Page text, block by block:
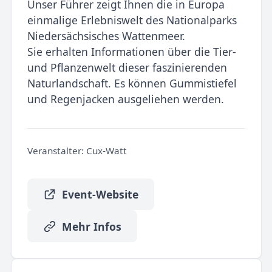
Unser Führer zeigt Ihnen die in Europa
einmalige Erlebniswelt des Nationalparks
Niedersächsisches Wattenmeer.
Sie erhalten Informationen über die Tier-
und Pflanzenwelt dieser faszinierenden
Naturlandschaft. Es können Gummistiefel
und Regenjacken ausgeliehen werden.
Veranstalter: Cux-Watt
Event-Website
Mehr Infos